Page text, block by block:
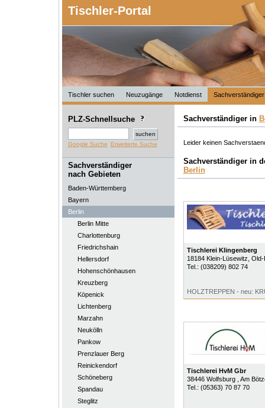
Tischler-Portal
Tischler suchen Neuzugänge Notdienst Sachverständiger
PLZ-Schnellsuche
Google Suche Erweiterte Suche
Sachverständiger
nach Gebieten
Baden-Württemberg
Bayern
Berlin
Berlin Mitte
Charlottenburg
Friedrichshain
Hellersdorf
Hohenschönhausen
Kreuzberg
Köpenick
Lichtenberg
Marzahn
Neukölln
Pankow
Prenzlauer Berg
Reinickendorf
Schöneberg
Spandau
Steglitz
Sachverständiger in
Leider keinen
Sachverständiger in
Berlin
Tischlerei Klingenberg
18184 Klein-Lüsewitz ,
Tel.: (038209) 802 74
HOLZTREPPEN - neu:
Tischlerei HvM Gbr
38446 Wolfsburg
, Am
Tel.: (05363) 70 87 70